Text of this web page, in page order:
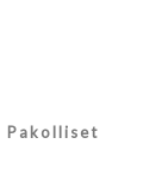
Pakolliset